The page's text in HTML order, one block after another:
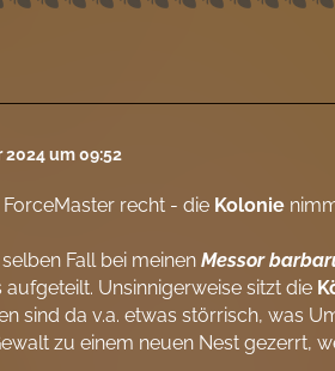
2024 um 09:52
ForceMaster recht - die Kolonie
Fall bei meinenMessor
aufgeteilt. Unsinnigerweise sitzt die
sind da v.a. etwas störrisch, was
zu einem neuen Nest gezerrt,